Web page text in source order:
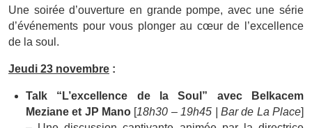
Une soirée d’ouverture en grande pompe, avec une série
d’événements pour vous plonger au cœur de l’excellence
de la soul.
Jeudi 23 novembre :
Talk “L’excellence de la Soul” avec Belkacem
Meziane et JP Mano [18h30 – 19h45 | Bar de La Place]